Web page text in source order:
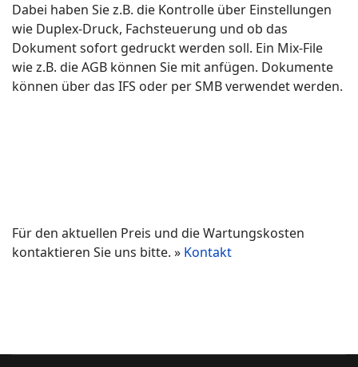
Dabei haben Sie z.B. die Kontrolle über Einstellungen
wie Duplex-Druck, Fachsteuerung und ob das
Dokument sofort gedruckt werden soll. Ein Mix-File
wie z.B. die AGB können Sie mit anfügen. Dokumente
können über das IFS oder per SMB verwendet werden.
Für den aktuellen Preis und die Wartungskosten
kontaktieren Sie uns bitte. » Kontakt